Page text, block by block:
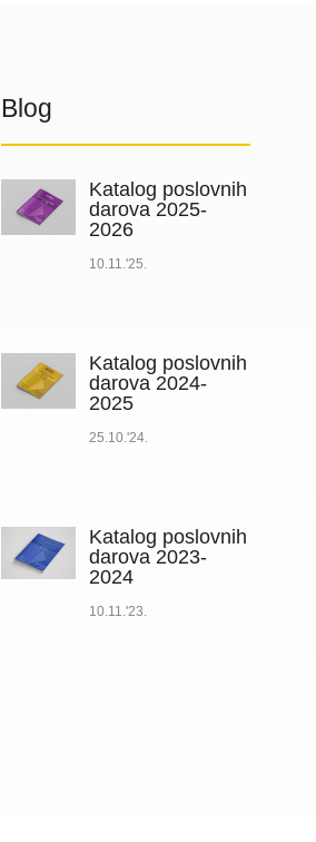
Blog
Katalog poslovnih
darova 2025-
2026
10.11.'25.
Katalog poslovnih
darova 2024-
2025
25.10.'24.
Katalog poslovnih
darova 2023-
2024
10.11.'23.